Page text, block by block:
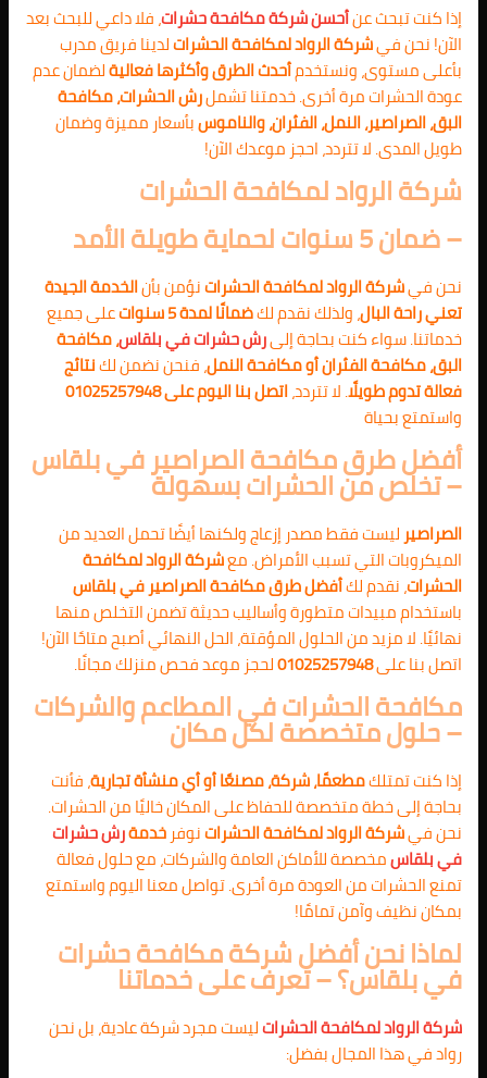
إذا كنت تبحث عنأحسن شركة مكافحة حشرات، فلا داعي للبحث بعد
الآن! نحن فيشركة الرواد لمكافحة الحشراتلدينا فريق مدرب
بأعلى مستوى، ونستخدمأحدث الطرق وأكثرها فعاليةلضمان عدم
عودة الحشرات مرة أخرى. خدمتنا تشملرش الحشرات، مكافحة
البق، الصراصير، النمل، الفئران، والناموسبأسعار مميزة وضمان
طويل المدى. لا تتردد، احجز موعدك الآن!
شركة الرواد لمكافحة الحشرات
– ضمان 5 سنوات لحماية طويلة الأمد
نحن فيشركة الرواد لمكافحة الحشراتنؤمن بأنالخدمة الجيدة
تعني راحة البال، ولذلك نقدم لكضمانًا لمدة 5 سنوات
على جميع
خدماتنا. سواء كنت بحاجة إلىرش حشرات في بلقاس، مكافحة
البق، مكافحة الفئران أو مكافحة النمل، فنحن نضمن لكنتائج
فعالة تدوم طويلًا. لا تتردد،اتصل بنا اليوم على 01025257948
واستمتع بحياة
أفضل طرق مكافحة الصراصير في بلقاس
– تخلص من الحشرات بسهولة
الصراصير ليست فقط مصدر إزعاج ولكنها أيضًا تحمل العديد من
الميكروبات التي تسبب الأمراض. معشركة الرواد لمكافحة
الحشرات، نقدم لكأفضل طرق مكافحة الصراصير في بلقاس
باستخدام مبيدات متطورة وأساليب حديثة تضمن التخلص منها
نهائيًا. لا مزيد من الحلول المؤقتة، الحل النهائي أصبح متاحًا الآن!
اتصل بنا على01025257948لحجز موعد فحص منزلك مجانًا.
مكافحة الحشرات في المطاعم والشركات
– حلول متخصصة لكل مكان
إذا كنت تمتلكمطعمًا، شركة، مصنعًا أو أي منشأة تجارية، فأنت
بحاجة إلى خطة متخصصة للحفاظ على المكان خاليًا من الحشرات.
نحن فيشركة الرواد لمكافحة الحشراتنوفرخدمةرش حشرات
في بلقاسمخصصة للأماكن العامة والشركات، مع حلول فعالة
تمنع الحشرات من العودة مرة أخرى. تواصل معنا اليوم واستمتع
بمكان نظيف وآمن تمامًا!
لماذا نحن أفضل شركة مكافحة حشرات
في بلقاس؟ – تعرف على خدماتنا
شركة الرواد لمكافحة الحشراتليست مجرد شركة عادية، بل نحن
رواد في هذا المجال بفضل: